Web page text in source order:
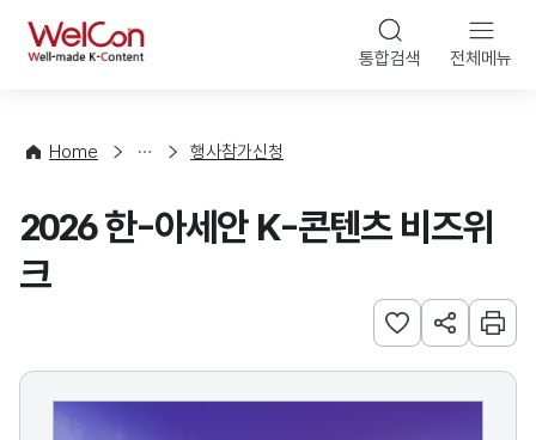
WelCon 통합검색 전체메뉴
Home
사
청
행사참가신청
2026 한-아세안 K-콘텐츠 비즈위
크
관심사 등록하기
URL 공유하
인쇄